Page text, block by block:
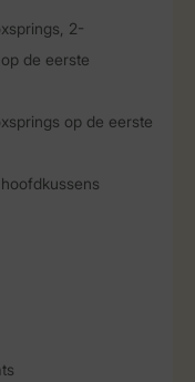
2-
de eerste
op de eerste